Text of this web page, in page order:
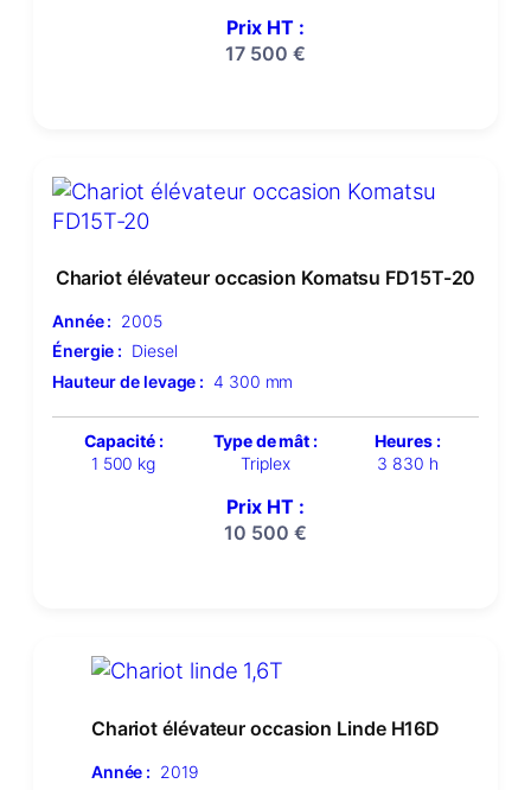
Prix HT :
17 500 €
Chariot élévateur occasion Komatsu FD15T-20
Année : 2005
Énergie : Diesel
Hauteur de levage : 4 300 mm
Capacité :
1 500 kg
Type de mât :
Triplex
Heures :
3 830 h
Prix HT :
10 500 €
Chariot élévateur occasion Linde H16D
Année : 2019